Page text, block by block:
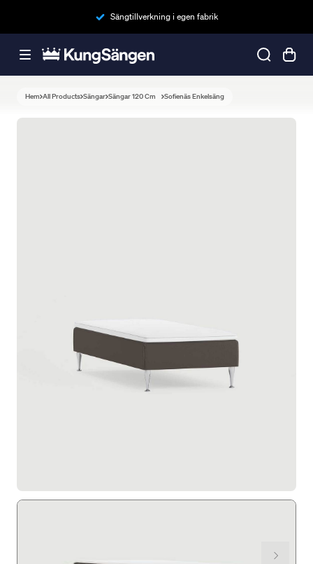
Sängtillverkning i egen fabrik
Hem All Products Sängar Sängar 120 Cm Sofienäs Enkelsäng